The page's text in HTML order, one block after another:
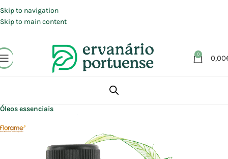
Skip to navigation
Skip to main content
0 0,00
Aromaterapia | Florais | Homeopatia
Óleos essenciais